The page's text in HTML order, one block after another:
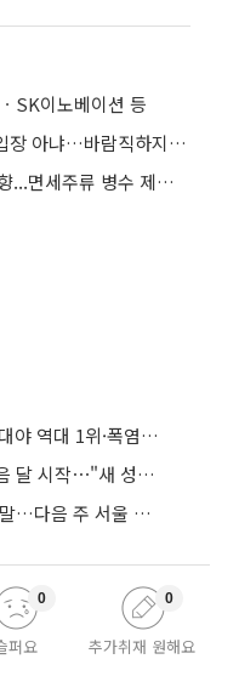
SK이노베이션 등
이재명 "전세 10년 보장' 당 공식 입장 아냐…바람직하지 않아”
임대보증금 간주임대료 이자율 하향...면세주류 병수 제한 폐지
'40도 폭염' 뉴노멀 되나…올해 열대야 역대 1위·폭염일수 평년 3배 넘어
오세훈표 야간경제 '한강 밤핑' 다음 달 시작⋯"새 성장동력 만들 것"
'이중 고기압' 영향에 펄펄 끓는 주말…다음 주 서울 포함 서쪽이 더 덥다
퍼요
0
추가취재 원해요
0